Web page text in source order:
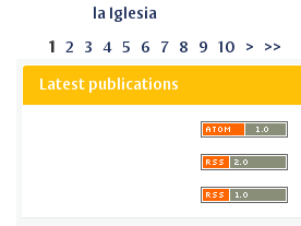
la Iglesia
1 2 3 4 5 6 7 8 9 10 > >>
Latest publications